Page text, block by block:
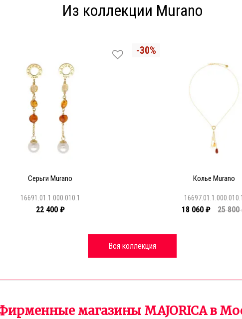
Из коллекции Murano
Серьги Murano
16691.01.1.000.010.1
22 400 ₽
Колье Murano
16697.01.1.000.010.1
18 060 ₽ 25 800
Вся коллекция
магазины MAJORICA в